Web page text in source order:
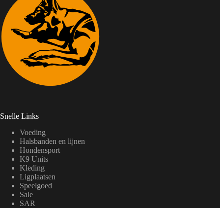
Snelle Links
Voeding
Halsbanden en lijnen
Hondensport
K9 Units
Kleding
Ligplaatsen
Speelgoed
Sale
SAR